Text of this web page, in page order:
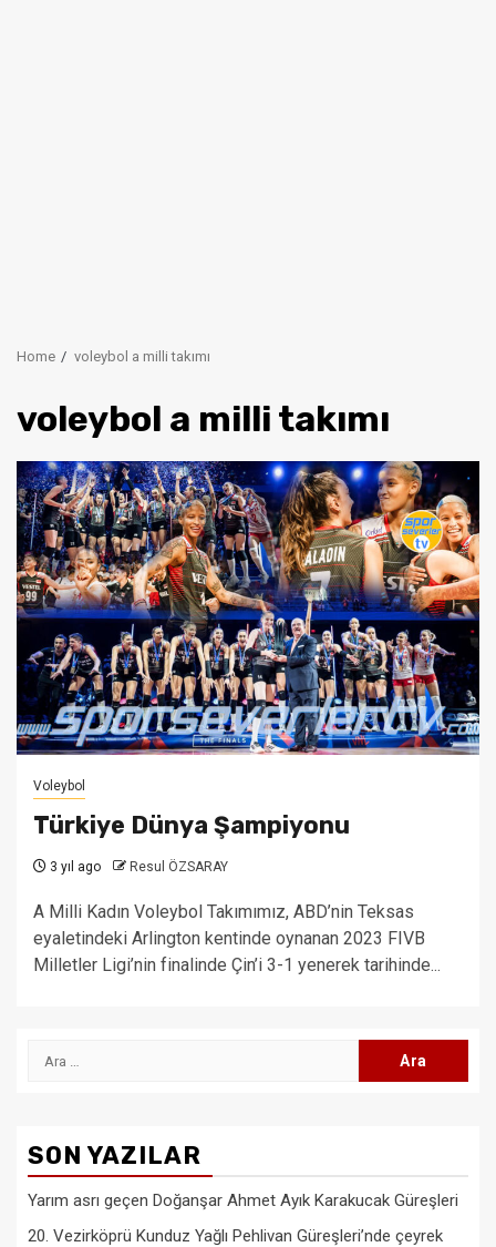
Home voleybol a milli takımı
voleybol a milli takımı
Voleybol
Türkiye Dünya Şampiyonu
3 yıl ago Resul ÖZSARAY
A Milli Kadın Voleybol Takımımız, ABD’nin Teksas
eyaletindeki Arlington kentinde oynanan 2023 FIVB
Milletler Ligi’nin finalinde Çin’i 3-1 yenerek tarihinde...
Arama:
SON YAZILAR
Yarım asrı geçen Doğanşar Ahmet Ayık Karakucak Güreşleri
20. Vezirköprü Kunduz Yağlı Pehlivan Güreşleri’nde çeyrek